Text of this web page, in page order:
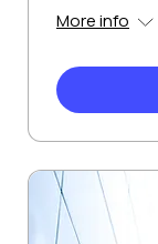
More info